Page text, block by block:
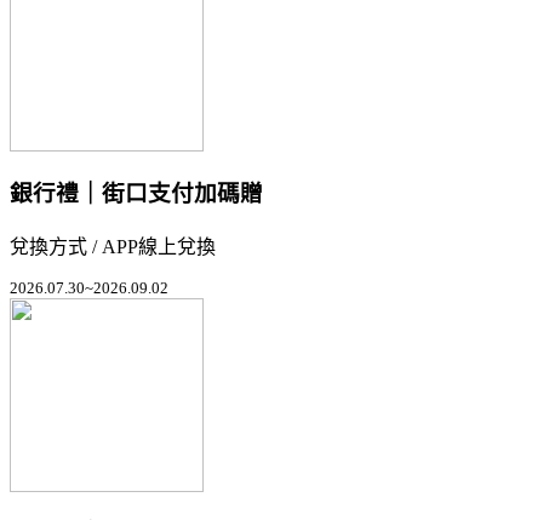
銀行禮｜街口支付加碼贈
兌換方式 / APP線上兌換
2026.07.30~2026.09.02